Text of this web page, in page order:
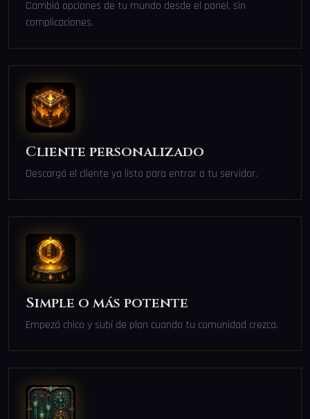
Cambiá opciones de tu mundo desde el panel, sin
complicaciones.
Cliente personalizado
Descargá el cliente ya listo para entrar a tu servidor.
Simple o más potente
Empezá chico y subí de plan cuando tu comunidad crezca.